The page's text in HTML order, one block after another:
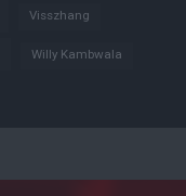
Visszhang
Willy Kambwala